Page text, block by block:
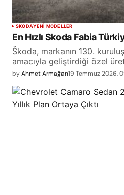
SKODAYENİ MODELLER
En Hızlı Skoda Fabia
Škoda, markanın 130.
amacıyla geliştirdiği özel
byAhmet Armağan19 Temmuz 2026,